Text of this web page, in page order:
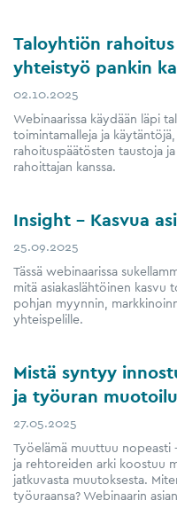
Taloyhtiön
yhteistyö pankin
02.10.2025
Webinaarissa käydään läpi
toimintamalleja ja
rahoituspäätösten taustoja
rahoittajan kanssa.
Insight – Kasvua
25.09.2025
Tässä webinaarissa
mitä asiakaslähtöinen kasvu
pohjan myynnin,
yhteispelille.
Mistä syntyy
ja työuran
27.05.2025
Työelämä muuttuu nopeasti
ja rehtoreiden arki koostuu
jatkuvasta muutoksesta.
työuraansa? Webinaarin